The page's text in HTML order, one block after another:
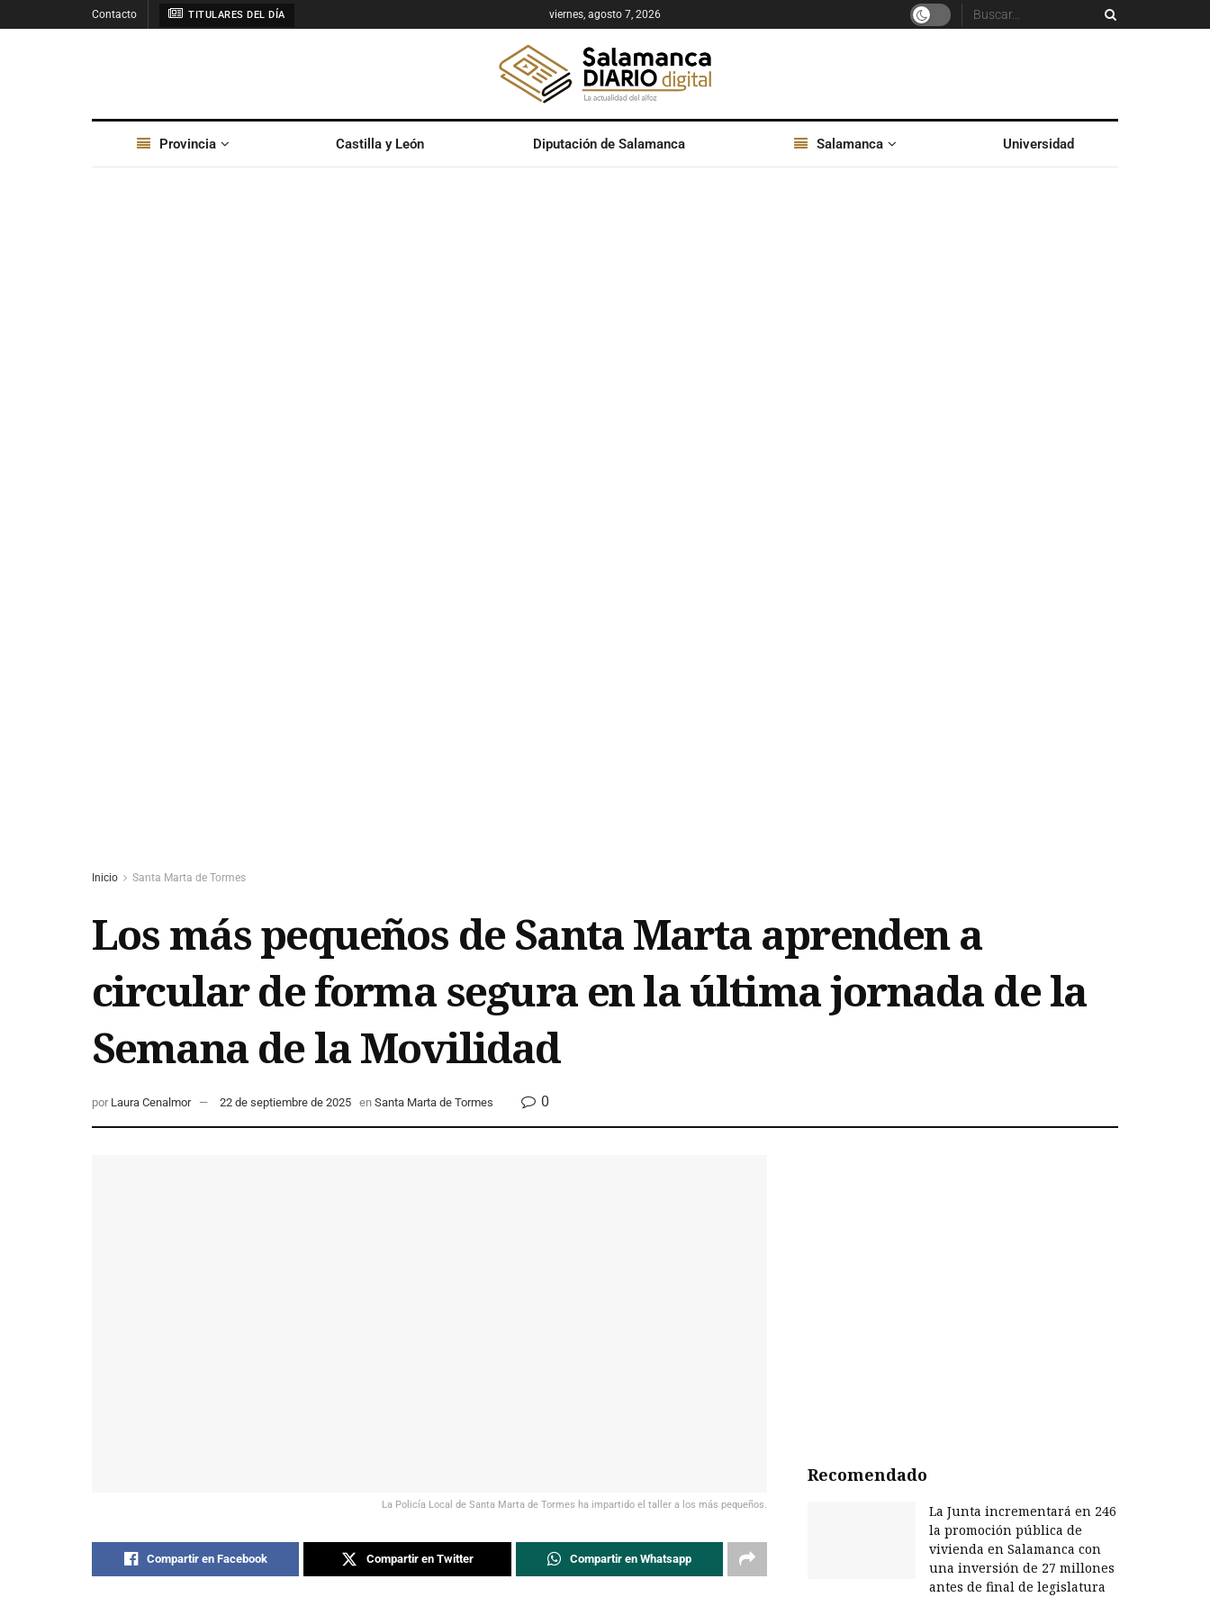
Contacto TITULARES DEL DÍA viernes, agosto 7, 2026
Provincia Castilla y León Diputación de Salamanca Salamanca Universidad
Inicio Santa Marta de Tormes
Los más pequeños de Santa Marta aprenden a
circular de forma segura en la última jornada de la
Semana de la Movilidad
por Laura Cenalmor 22 de septiembre de 2025 en Santa Marta de Tormes 0
La Policía Local de Santa Marta de Tormes ha impartido el taller a los más pequeños.
Compartir en Facebook Compartir en Twitter Compartir en Whatsapp
Recomendado
La Junta incrementará en 246
la promoción pública de
vivienda en Salamanca con
una inversión de 27 millones
antes de final de legislatura